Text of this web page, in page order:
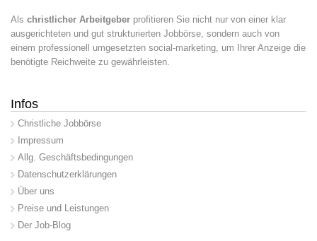
Als christlicher Arbeitgeber profitieren Sie nicht nur von einer klar
ausgerichteten und gut strukturierten Jobbörse, sondern auch von
einem professionell umgesetzten social-marketing, um Ihrer Anzeige die
benötigte Reichweite zu gewährleisten.
Infos
Christliche Jobbörse
Impressum
Allg. Geschäftsbedingungen
Datenschutzerklärungen
Über uns
Preise und Leistungen
Der Job-Blog